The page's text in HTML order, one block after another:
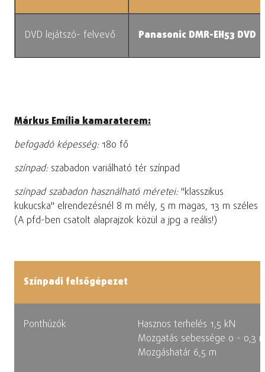
DVD lejátszó- felvevő Panasonic DMR-EH53 DVD
Márkus Emília kamaraterem:
befogadó képesség:180 fő
színpad:szabadon variálható tér színpad
színpad szabadon használható méretei: "klasszikus
kukucska" elrendezésnél 8 m mély, 5 m magas, 13 m széles
(A pfd-ben csatolt alaprajzok közül a jpg a reális!)
Színpadi felsőgépezet
Ponthúzók
Hasznos terhelés 1,5 kN
Mozgatás sebessége 0 - 0,3
Mozgáshatár 6,5 m